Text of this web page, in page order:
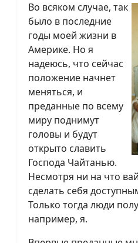
Во всяком случае, так
было в последние
годы моей жизни в
Америке. Но я
надеюсь, что сейчас
положение начнет
меняться, и
преданные по всему
миру поднимут
головы и будут
открыто славить
Господа Чайтанью.
Несмотря ни на что
сделать себя
Только тогда люди
например, я.